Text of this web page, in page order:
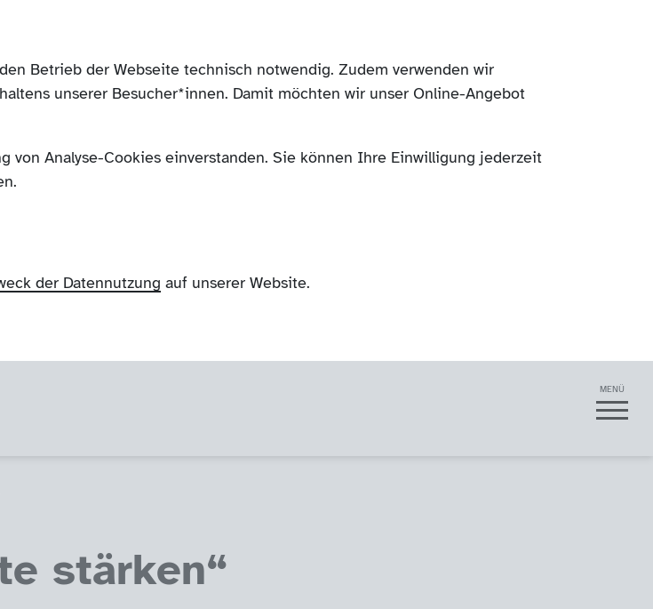
Betrieb der Webseite technisch notwendig. Zudem verwenden wir
unserer Besucher*innen. Damit möchten wir unser Online-Angebot
von Analyse-Cookies einverstanden. Sie können Ihre Einwilligung jederzeit
der Datennutzung auf unserer Website.
MENÜ
stärken“